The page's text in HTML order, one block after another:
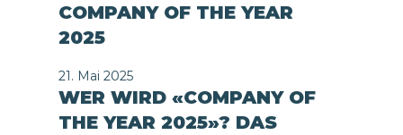
COMPANY OF THE YEAR
2025
21. Mai 2025
WER WIRD «COMPANY OF
THE YEAR 2025»? DAS